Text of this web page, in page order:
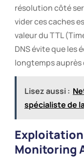
résolution côté
vider ces caches
valeur du TTL
DNS évite que les
longtemps
Lisez aussi :
spécialiste de
Exploitation
Monitoring